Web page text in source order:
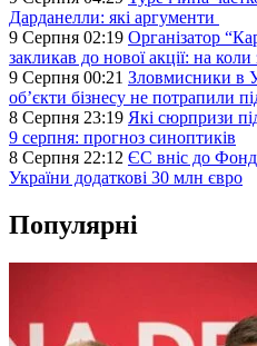
Дарданелли: які аргументи
9 Серпня 02:19 Організатор
закликав до нової акції: на
9 Серпня 00:21 Зловмисники в
об’єкти бізнесу не потрапили
8 Серпня 23:19 Які сюрпризи
9 серпня: прогноз синоптиків
8 Серпня 22:12 ЄС вніс до
України додаткові 30 млн євро
Популярні